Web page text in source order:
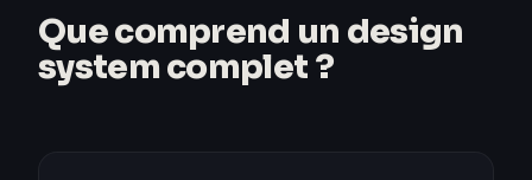
Que comprend un design
system complet ?